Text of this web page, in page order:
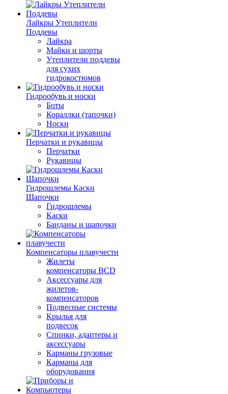
Лайкры Утеплители
Поддевы
Лайкра
Майки и шорты
Утеплители поддевы
для сухих
гидрокостюмов
Гидрообувь и носки
Боты
Кораллки (тапочки)
Носки
Перчатки и рукавицы
Перчатки
Рукавицы
Гидрошлемы Каски
Шапочки
Гидрошлемы
Каски
Банданы и шапочки
Компенсаторы плавучести
Жилеты
компенсаторы BCD
Аксессуары для
жилетов-
компенсаторов
Подвесные системы
Крылья для
подвесок
Спинки, адаптеры и
аксессуары
Карманы грузовые
Карманы для
оборудования